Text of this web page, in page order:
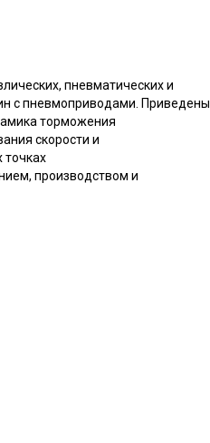
пневматических и
с пневмоприводами. Приведены
торможения
скорости и
точках
производством и